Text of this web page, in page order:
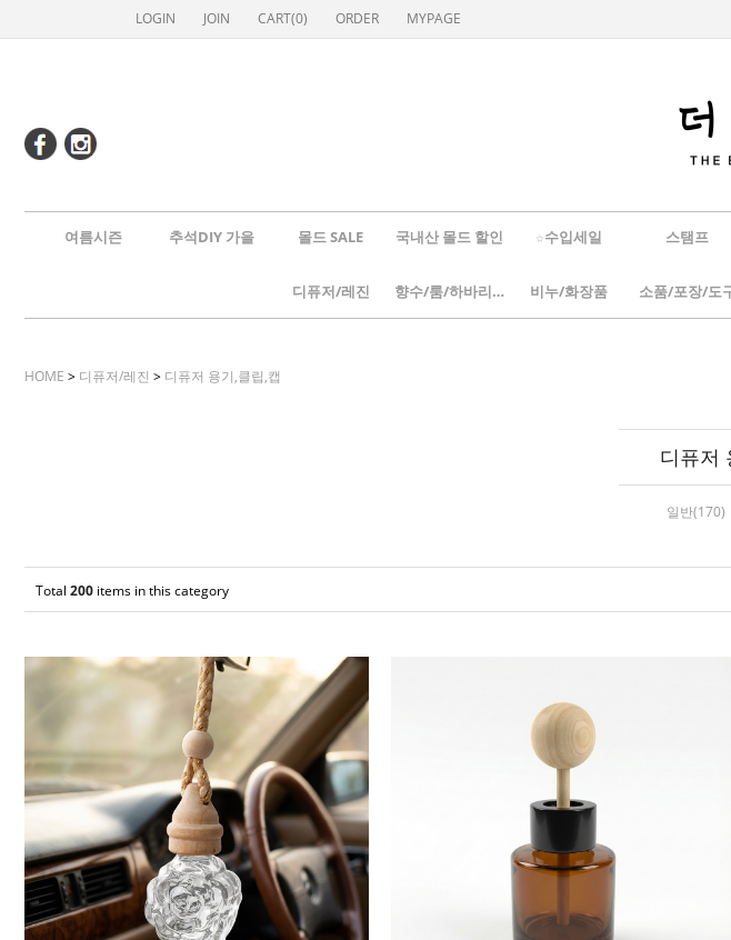
LOGIN JOIN CART(0) ORDER MYPAGE
여름시즌 추석DIY 가을 몰드 SALE 국내산 몰드 할인 ☆수입세일 스탬프
디퓨저/레진 향수/룸/하바리움 비누/화장품 소품/포장/도
HOME > 디퓨저/레진 > 디퓨저 용기,클립,캡
디퓨저
일반(170)
Total 200 items in this category